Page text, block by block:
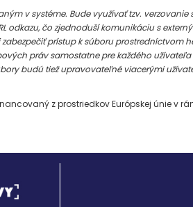
v systéme. Bude využívať tzv.
čo zjednoduší komunikáciu s
prístup k súboru prostredníctvom
práv samostatne pre každého
budú tiež upravovateľné viacerými
z prostriedkov Európskej únie v